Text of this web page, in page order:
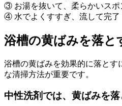
③ お湯を抜いて、柔らかいスポ
④ 水でよくすすぎ、流して完了
浴槽の黄ばみを落と
浴槽の黄ばみを効果的に落とす
な清掃方法が重要です。
中性洗剤では、黄ばみを